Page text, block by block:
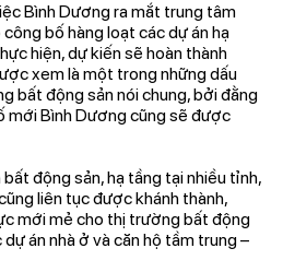
Bình Dương ra mắt trung tâm
bố hàng loạt các dự án hạ
hiện, dự kiến sẽ hoàn thành
xem là một trong những dấu
bất động sản nói chung, bởi đằng
mới Bình Dương cũng sẽ được
động sản, hạ tầng tại nhiều tỉnh,
liên tục được khánh thành,
mới mẻ cho thị trường bất động
án nhà ở và căn hộ tầm trung –